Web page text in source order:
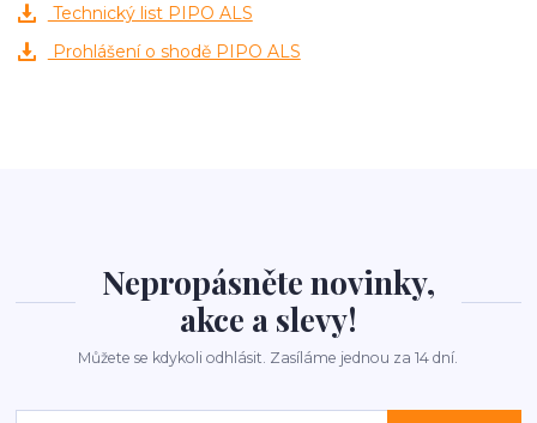
Technický list PIPO ALS
Prohlášení o shodě PIPO ALS
Nepropásněte novinky,
akce a slevy!
Můžete se kdykoli odhlásit. Zasíláme jednou za 14 dní.